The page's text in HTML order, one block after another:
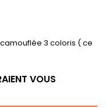
3 coloris ( ce
VOUS